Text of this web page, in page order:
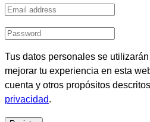
Tus datos personales se
mejorar tu experiencia en esta
cuenta y otros propósitos
privacidad.